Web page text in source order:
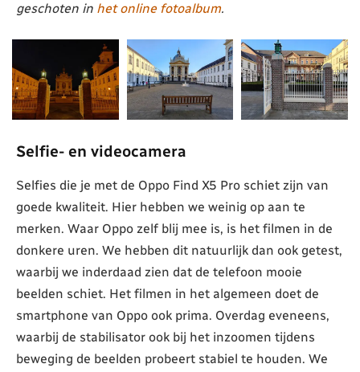
geschoten in het online fotoalbum.
Selfie- en videocamera
Selfies die je met de Oppo Find X5 Pro schiet zijn van
goede kwaliteit. Hier hebben we weinig op aan te
merken. Waar Oppo zelf blij mee is, is het filmen in de
donkere uren. We hebben dit natuurlijk dan ook getest,
waarbij we inderdaad zien dat de telefoon mooie
beelden schiet. Het filmen in het algemeen doet de
smartphone van Oppo ook prima. Overdag eveneens,
waarbij de stabilisator ook bij het inzoomen tijdens
beweging de beelden probeert stabiel te houden. We